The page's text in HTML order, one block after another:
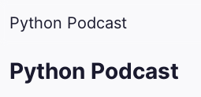
Python Podcast
Python Podcast